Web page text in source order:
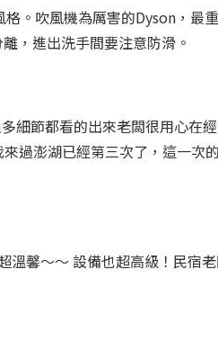
。吹風機為厲害的Dyson，最
，進出洗手間要注意防滑。
細節都看的出來老闆很用心在
來過澎湖已經第三次了，這一次
溫馨～～ 設備也超高級！民宿